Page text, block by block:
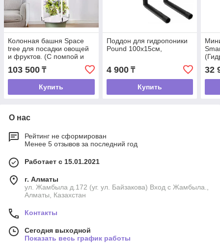
Колонная башня Space
tree для посадки овощей
и фруктов. (С помпой и
103 500 ₸
Купить
Поддон для гидропоники
Pound 100x15см,
4 900₸
Купить
32
О нас
Рейтинг не сформирован
Менее 5 отзывов за последний год
Работает с 15.01.2021
г. Алматы
ул. Жамбыла д.172 (уг. ул. Байзакова) Вход с Жамбыла.,
Алматы, Казахстан
Контакты
Сегодня выходной
Показать весь график работы